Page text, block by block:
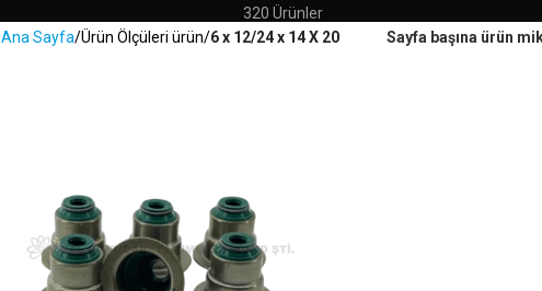
320 Ürünler
Ana Sayfa Ürün Ölçüleri ürün 6 x 12/24 x 14 X 20 Sayfa başına ürün